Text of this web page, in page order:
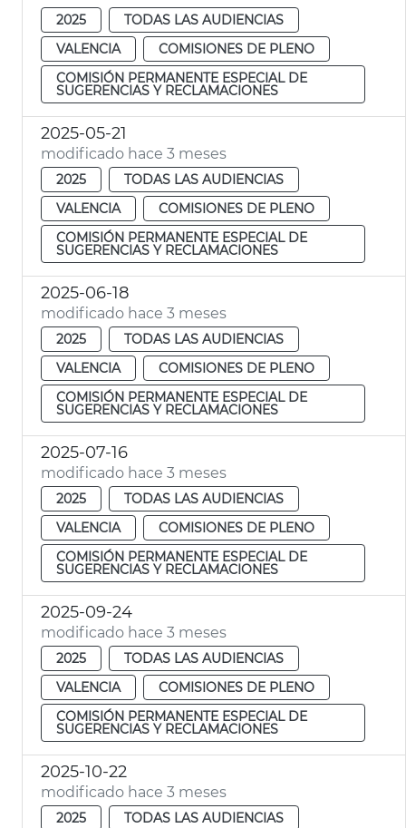
2025
TODAS LAS AUDIENCIAS
VALENCIA
COMISIONES DE PLENO
COMISIÓN PERMANENTE ESPECIAL DE
SUGERENCIAS Y RECLAMACIONES
2025-05-21
modificado hace 3 meses
2025
TODAS LAS AUDIENCIAS
VALENCIA
COMISIONES DE PLENO
COMISIÓN PERMANENTE ESPECIAL DE
SUGERENCIAS Y RECLAMACIONES
2025-06-18
modificado hace 3 meses
2025
TODAS LAS AUDIENCIAS
VALENCIA
COMISIONES DE PLENO
COMISIÓN PERMANENTE ESPECIAL DE
SUGERENCIAS Y RECLAMACIONES
2025-07-16
modificado hace 3 meses
2025
TODAS LAS AUDIENCIAS
VALENCIA
COMISIONES DE PLENO
COMISIÓN PERMANENTE ESPECIAL DE
SUGERENCIAS Y RECLAMACIONES
2025-09-24
modificado hace 3 meses
2025
TODAS LAS AUDIENCIAS
VALENCIA
COMISIONES DE PLENO
COMISIÓN PERMANENTE ESPECIAL DE
SUGERENCIAS Y RECLAMACIONES
2025-10-22
modificado hace 3 meses
2025
TODAS LAS AUDIENCIAS